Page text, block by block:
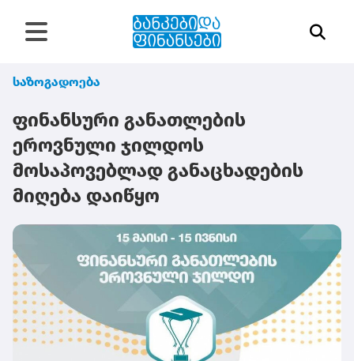
საზოგადოება
ფინანსური განათლების
ეროვნული ჯილდოს
მოსაპოვებლად განაცხადების
მიღება დაიწყო